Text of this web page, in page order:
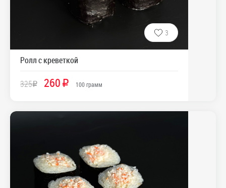
3
Ролл с креветкой
325R 260R 100грамм